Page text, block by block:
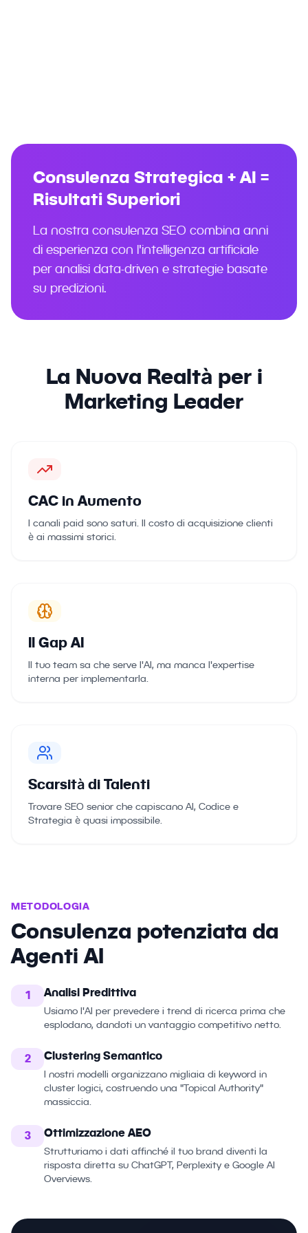
Consulenza Strategica + AI =
Risultati Superiori
La nostra consulenza SEO combina anni
di esperienza con l'intelligenza artificiale
per analisi data-driven e strategie basate
su predizioni.
La Nuova Realtà per i
Marketing Leader
CAC in Aumento
I canali paid sono saturi. Il costo di acquisizione clienti
è ai massimi storici.
Il Gap AI
Il tuo team sa che serve l'AI, ma manca l'expertise
interna per implementarla.
Scarsità di Talenti
Trovare SEO senior che capiscano AI, Codice e
Strategia è quasi impossibile.
METODOLOGIA
Consulenza potenziata da
Agenti AI
1 Analisi Predittiva
Usiamo l'AI per prevedere i trend di ricerca prima che
esplodano, dandoti un vantaggio competitivo netto.
2 Clustering Semantico
I nostri modelli organizzano migliaia di keyword in
cluster logici, costruendo una "Topical Authority"
massiccia.
3 Ottimizzazione AEO
Strutturiamo i dati affinché il tuo brand diventi la
risposta diretta su ChatGPT, Perplexity e Google AI
Overviews.